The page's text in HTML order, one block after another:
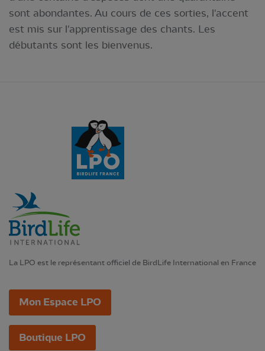
sont abondantes. Au cours de ces sorties, l'accent
est mis sur l'apprentissage des chants. Les
débutants sont les bienvenus.
La LPO est le représentant officiel de BirdLife International en France
Mon Espace LPO
Boutique LPO